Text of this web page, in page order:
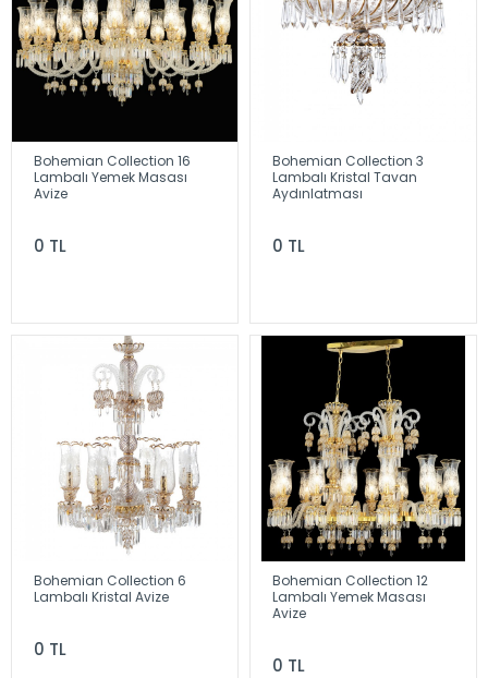
Bohemian Collection 16
Lambalı Yemek Masası
Avize
0 TL
Bohemian Collection 3
Lambalı Kristal Tavan
Aydınlatması
0 TL
Bohemian Collection 6
Lambalı Kristal Avize
0 TL
Bohemian Collection 12
Lambalı Yemek Masası
Avize
0 TL